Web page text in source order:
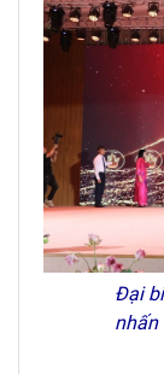
Đại
nhấn